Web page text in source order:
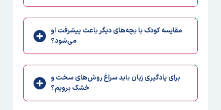
مقایسه کودک با بچه‌های دیگر باعث پیشرفت او
می‌شود؟
برای یادگیری زبان باید سراغ روش‌های سخت و
خشک برویم؟